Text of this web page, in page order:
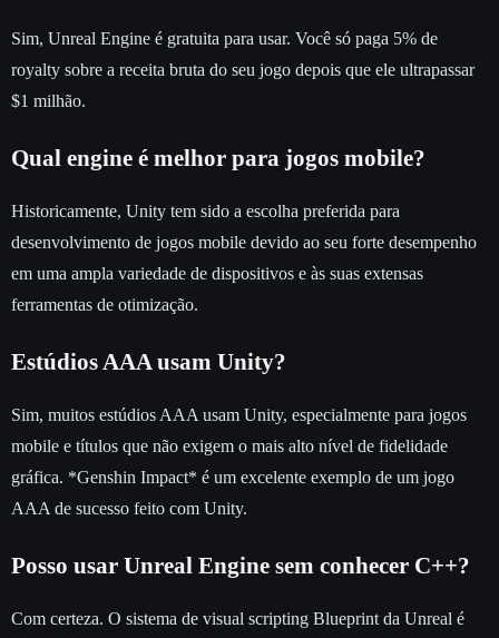
Sim, Unreal Engine é gratuita para usar. Você só paga 5% de
royalty sobre a receita bruta do seu jogo depois que ele ultrapassar
$1 milhão.
Qual engine é melhor para jogos mobile?
Historicamente, Unity tem sido a escolha preferida para
desenvolvimento de jogos mobile devido ao seu forte desempenho
em uma ampla variedade de dispositivos e às suas extensas
ferramentas de otimização.
Estúdios AAA usam Unity?
Sim, muitos estúdios AAA usam Unity, especialmente para jogos
mobile e títulos que não exigem o mais alto nível de fidelidade
gráfica. *Genshin Impact* é um excelente exemplo de um jogo
AAA de sucesso feito com Unity.
Posso usar Unreal Engine sem conhecer C++?
Com certeza. O sistema de visual scripting Blueprint da Unreal é